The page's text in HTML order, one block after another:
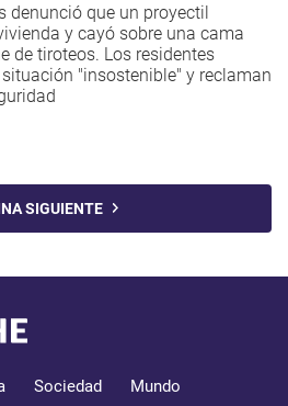
denunció que un proyectil
y cayó sobre una cama
de tiroteos. Los residentes
"insostenible" y reclaman
SIGUIENTE
Sociedad Mundo